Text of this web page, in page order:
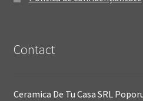
Contact
Ceramica De Tu Casa SRL